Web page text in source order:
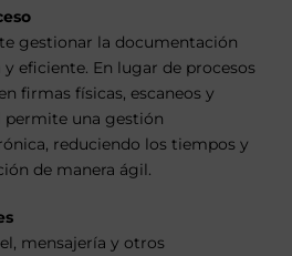
gestionar la documentación
eficiente. En lugar de procesos
firmas físicas, escaneos y
una gestión
reduciendo los tiempos y
de manera ágil.
mensajería y otros